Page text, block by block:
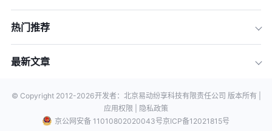
热门推荐
最新文章
© Copyright 2012-2026开发者：北京易动纷享科技有限责任公司 版本所有 |
应用权限 |
隐私政策
京公网安备 11010802020043号京ICP备12021815号